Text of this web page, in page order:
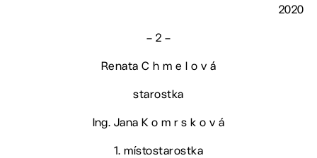
2020
– 2 –
Renata C h m e l o v á
starostka
Ing. Jana K o m r s k o v á
1. místostarostka